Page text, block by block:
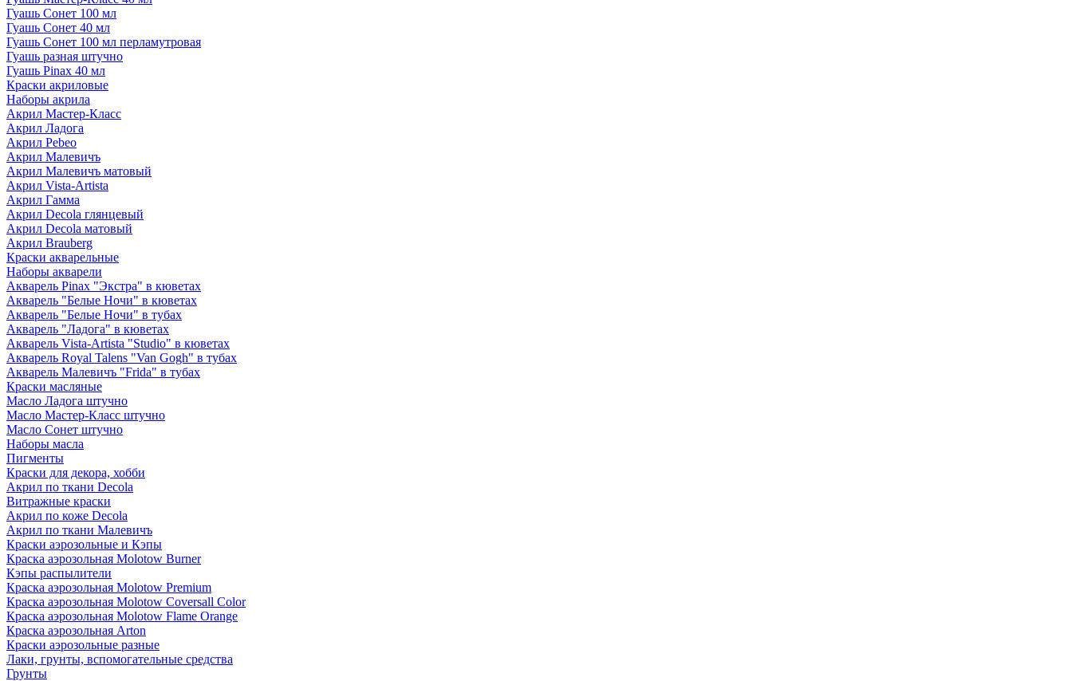
Гуашь Сонет 100 мл
Гуашь Сонет 40 мл
Гуашь Сонет 100 мл перламутровая
Гуашь разная штучно
Гуашь Pinax 40 мл
Краски акриловые
Наборы акрила
Акрил Мастер-Класс
Акрил Ладога
Акрил Pebeo
Акрил Малевичъ
Акрил Малевичъ матовый
Акрил Vista-Artista
Акрил Гамма
Акрил Decola глянцевый
Акрил Decola матовый
Акрил Brauberg
Краски акварельные
Наборы акварели
Акварель Pinax "Экстра" в кюветах
Акварель "Белые Ночи" в кюветах
Акварель "Белые Ночи" в тубах
Акварель "Ладога" в кюветах
Акварель Vista-Artista "Studio" в кюветах
Акварель Royal Talens "Van Gogh" в тубах
Акварель Малевичъ "Frida" в тубах
Краски масляные
Масло Ладога штучно
Масло Мастер-Класс штучно
Масло Сонет штучно
Наборы масла
Пигменты
Краски для декора, хобби
Акрил по ткани Decola
Витражные краски
Акрил по коже Decola
Акрил по ткани Малевичъ
Краски аэрозольные и Кэпы
Краска аэрозольная Molotow Burner
Кэпы распылители
Краска аэрозольная Molotow Premium
Краска аэрозольная Molotow Coversall Color
Краска аэрозольная Molotow Flame Orange
Краска аэрозольная Arton
Краски аэрозольные разные
Лаки, грунты, вспомогательные средства
Грунты